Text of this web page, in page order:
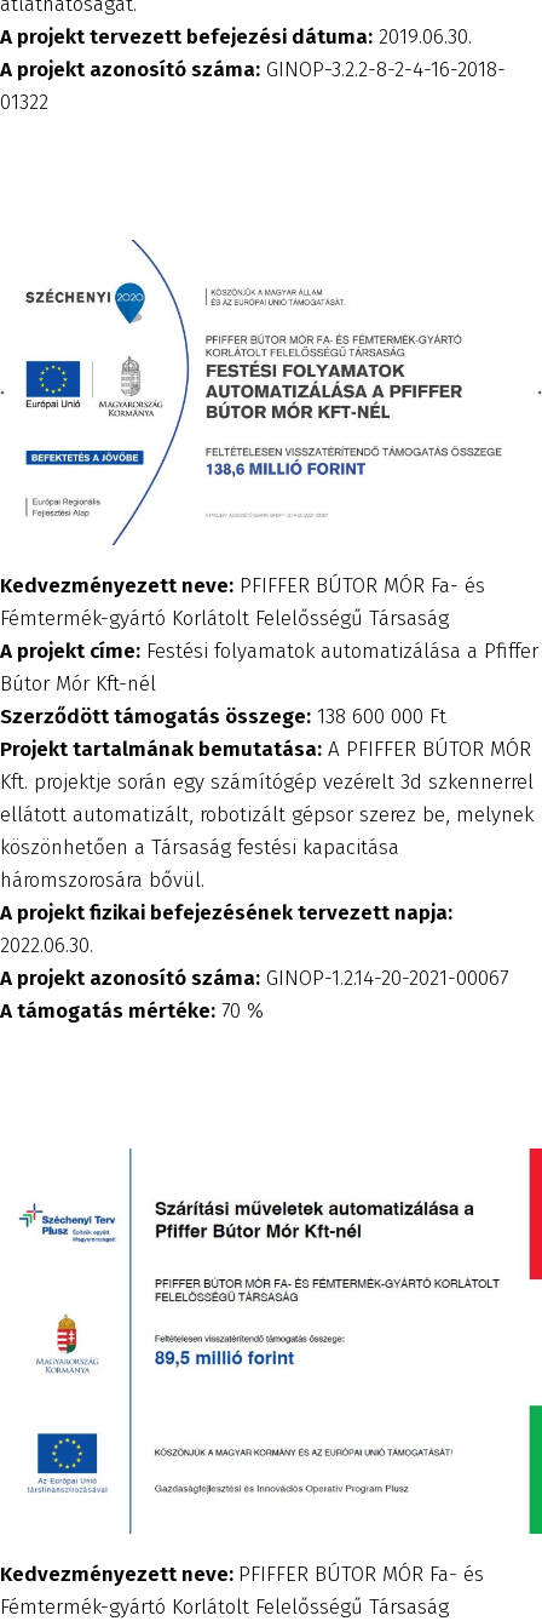
A projekt tervezett befejezési dátuma: 2019.06.30.
A projekt azonosító száma: GINOP-3.2.2-8-2-4-16-2018-
01322
Kedvezményezett neve: PFIFFER BÚTOR MÓR Fa- és
Fémtermék-gyártó Korlátolt Felelősségű Társaság
A projekt címe: Festési folyamatok automatizálása a Pfiffer
Bútor Mór Kft-nél
Szerződött támogatás összege: 138 600 000 Ft
Projekt tartalmának bemutatása: A PFIFFER BÚTOR MÓR
Kft. projektje során egy számítógép vezérelt 3d szkennerrel
ellátott automatizált, robotizált gépsor szerez be, melynek
köszönhetően a Társaság festési kapacitása
háromszorosára bővül.
A projekt fizikai befejezésének tervezett napja:
2022.06.30.
A projekt azonosító száma: GINOP-1.2.14-20-2021-00067
A támogatás mértéke: 70 %
Kedvezményezett neve: PFIFFER BÚTOR MÓR Fa- és
Fémtermék-gyártó Korlátolt Felelősségű Társaság